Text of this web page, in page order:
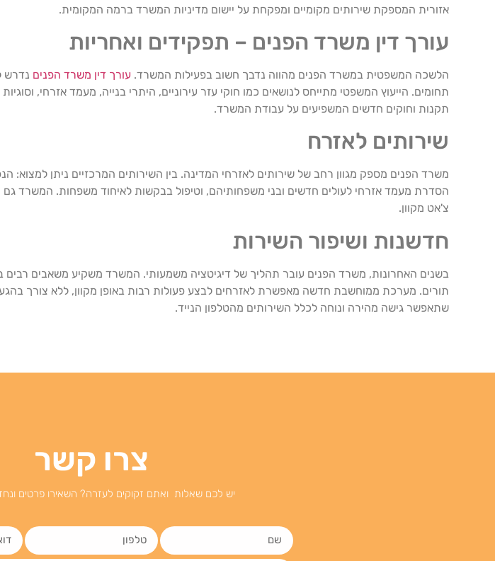
אזורית המספקת שירותים מקומיים ומפקחת על יישום מדיניות המשרד ברמה המקומית.
עורך דין משרד הפנים – תפקידים ואחריות
הלשכה המשפטית במשרד הפנים מהווה נדבך חשוב בפעילות המשרד. עורך דין משרד הפנים נדרש
תחומים. הייעוץ המשפטי מתייחס לנושאים כמו חוקי עזר עירוניים, היתרי בנייה, מעמד אזרחי,
תקנות וחוקים חדשים המשפיעים על עבודת המשרד.
שירותים לאזרח
משרד הפנים מספק מגוון רחב של שירותים לאזרחי המדינה. בין השירותים המרכזיים ניתן למצוא:
הסדרת מעמד אזרחי לעולים חדשים ובני משפחותיהם, וטיפול בבקשות לאיחוד משפחות. המשרד
צ'אט מקוון.
חדשנות ושיפור השירות
בשנים האחרונות, משרד הפנים עובר תהליך של דיגיטציה משמעותי. המשרד משקיע משאבים רבים
תורים. מערכת ממוחשבת חדשה מאפשרת לאזרחים לבצע פעולות רבות באופן מקוון, ללא צורך
שתאפשר גישה מהירה ונוחה לכלל השירותים מהטלפון הנייד.
צרו קשר
יש לכם שאלות ואתם זקוקים לעזרה? השאירו פרטים